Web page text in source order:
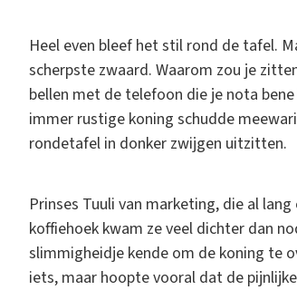
Heel even bleef het stil rond de tafel.
scherpste zwaard. Waarom zou je
bellen met de telefoon die je nota
immer rustige koning schudde
rondetafel in donker zwijgen uitzitten.
Prinses Tuuli van marketing, die al
koffiehoek kwam ze veel dichter dan
slimmigheidje kende om de koning te
iets, maar hoopte vooral dat de